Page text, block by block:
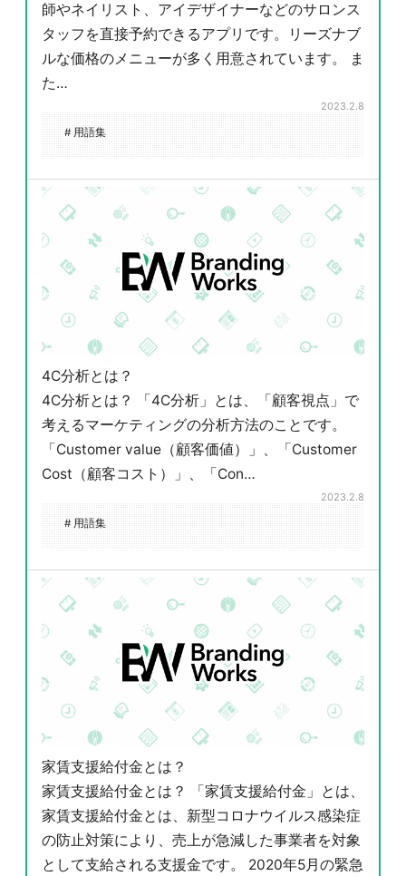
師やネイリスト、アイデザイナーなどのサロンス
タッフを直接予約できるアプリです。リーズナブ
ルな価格のメニューが多く用意されています。 ま
た…
2023.2.8
# 用語集
4C分析とは？
4C分析とは？ 「4C分析」とは、「顧客視点」で
考えるマーケティングの分析方法のことです。
「Customer value（顧客価値）」、「Customer
Cost（顧客コスト）」、「Con…
2023.2.8
# 用語集
家賃支援給付金とは？
家賃支援給付金とは？ 「家賃支援給付金」とは、
家賃支援給付金とは、新型コロナウイルス感染症
の防止対策により、売上が急減した事業者を対象
として支給される支援金です。 2020年5月の緊急